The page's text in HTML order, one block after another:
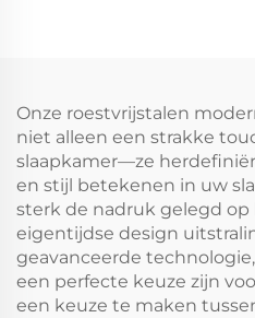
Onze roestvrijstalen
niet alleen een strakke
slaapkamer—ze
en stijl betekenen in uw
sterk de nadruk gelegd
eigentijdse design
geavanceerde
een perfecte keuze zijn
een keuze te maken